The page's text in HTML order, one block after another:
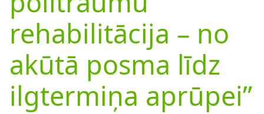
rehabilitācija – no
akūtā posma līdz
ilgtermiņa aprūpei”